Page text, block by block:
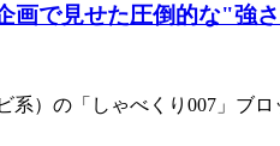
画で見せた圧倒的な"強
）の「しゃべくり007」ブ